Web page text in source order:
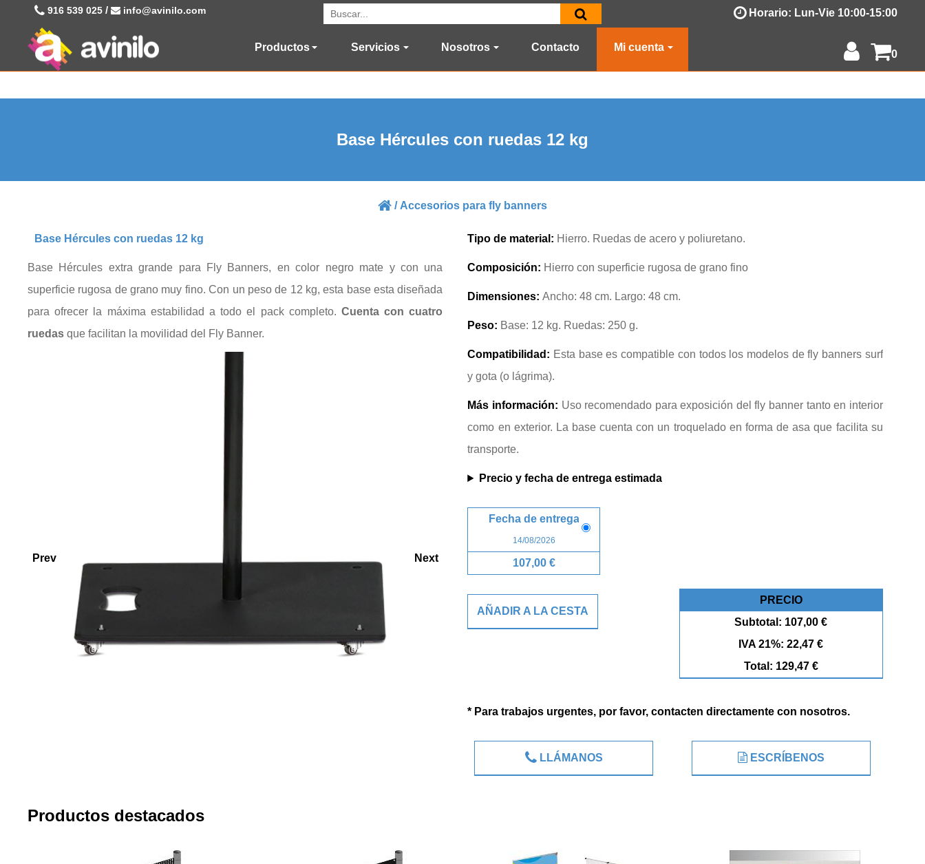
916 539 025 / info@avinilo.com Horario: Lun-Vie 10:00-15:00
Productos Servicios Nosotros Contacto Mi cuenta
0
Base Hércules con ruedas 12 kg
/ Accesorios para fly banners
Base Hércules con ruedas 12 kg
Base Hércules extra grande para Fly Banners, en color negro mate y con una
superficie rugosa de grano muy fino. Con un peso de 12 kg, esta base esta diseñada
para ofrecer la máxima estabilidad a todo el pack completo. Cuenta con cuatro
ruedas que facilitan la movilidad del Fly Banner.
Prev Next
Tipo de material: Hierro. Ruedas de acero y poliuretano.
Composición: Hierro con superficie rugosa de grano fino
Dimensiones:Ancho: 48 cm. Largo: 48 cm.
Peso: Base: 12 kg. Ruedas: 250 g.
Compatibilidad: Esta base es compatible con todos los modelos de fly banners surf
y gota (o lágrima).
Más información: Uso recomendado para exposición del fly banner tanto en interior
como en exterior. La base cuenta con un troquelado en forma de asa que facilita su
transporte.
Precio y fecha de entrega estimada
Fecha de entrega
14/08/2026
107,00 €
PRECIO
Subtotal: 107,00 €
IVA 21%: 22,47 €
Total: 129,47 €
AÑADIR A LA CESTA
* Para trabajos urgentes, por favor, contacten directamente con nosotros.
LLÁMANOS ESCRÍBENOS
Productos destacados